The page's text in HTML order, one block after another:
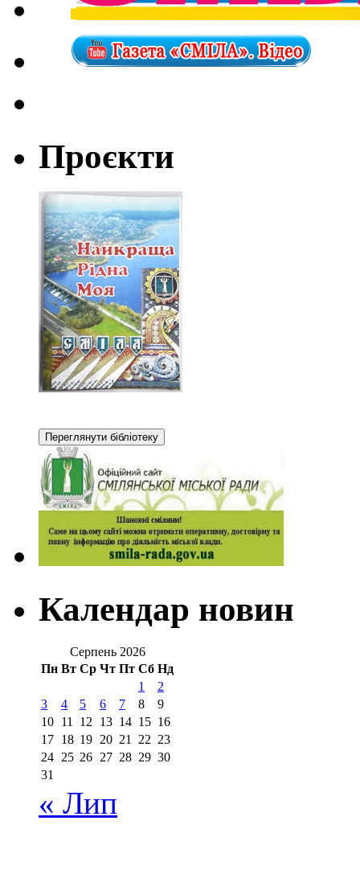
Проєкти
Календар новин
Серпень 2026
Пн Вт Ср Чт Пт Сб Нд
1
2
3
4 5 6 7 8
9
10 11 12 13 14 15 16
17 18 19 20 21 22 23
24 25 26 27 28 29 30
31
« Лип